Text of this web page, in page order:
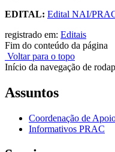
EDITAL: Edital NAI/
registrado em: Editais
Fim do conteúdo da página
Voltar para o topo
Início da navegação de
Assuntos
Coordenação de
Informativos PRAC